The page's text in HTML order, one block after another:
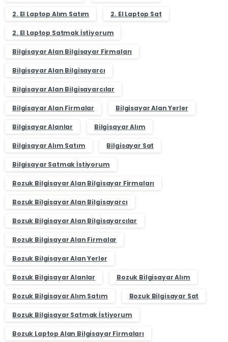
2. El Laptop Alım Satım 2. El Laptop Sat
2. El Laptop Satmak İstiyorum
Bilgisayar Alan Bilgisayar Firmaları
Bilgisayar Alan Bilgisayarcı
Bilgisayar Alan Bilgisayarcılar
Bilgisayar Alan Firmalar Bilgisayar Alan Yerler
Bilgisayar Alanlar Bilgisayar Alım
Bilgisayar Alım Satım Bilgisayar Sat
Bilgisayar Satmak İstiyorum
Bozuk Bilgisayar Alan Bilgisayar Firmaları
Bozuk Bilgisayar Alan Bilgisayarcı
Bozuk Bilgisayar Alan Bilgisayarcılar
Bozuk Bilgisayar Alan Firmalar
Bozuk Bilgisayar Alan Yerler
Bozuk Bilgisayar Alanlar Bozuk Bilgisayar Alım
Bozuk Bilgisayar Alım Satım Bozuk Bilgisayar Sat
Bozuk Bilgisayar Satmak İstiyorum
Bozuk Laptop Alan Bilgisayar Firmaları